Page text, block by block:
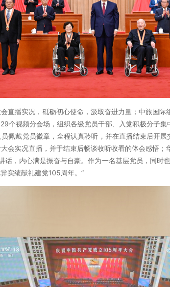
直播实况，砥砺初心使命，汲取奋进力量；中旅国
个视频分会场，组织各级党员干部、入党积极分子
佩戴党员徽章，全程认真聆听，并在直播结束后开
会实况直播，并于结束后畅谈收听收看的体会感悟
，内心满是振奋与自豪。作为一名基层党员，同时
实绩献礼建党105周年。”